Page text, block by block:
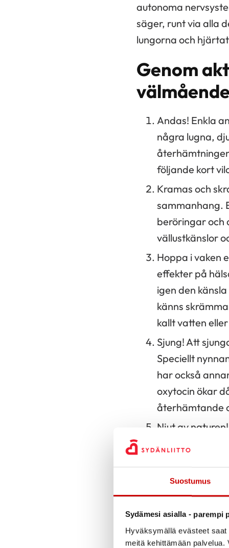
Suostumus
Sydämesi asialla - parempi
Hyväksymällä evästeet
meitä kehittämään
autonoma
säger, runt via alla
lungorna och
Genom
Andas! Enkla
några lugna,
följande kort
Kramas och
sammanhang.
beröringar och
vällustkänslor
Hoppa i vaken
effekter på
igen den
känns
kallt vatten
Sjung! Att
Speciellt
har också
oxytocin ökar
återhämtande
Njut av
vistelse i
och blodtryck.
och vila.
Viktminskning gav
hade vuxit mera än